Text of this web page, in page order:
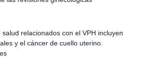
relacionados con el VPH incluyen
y el cáncer de cuello uterino.